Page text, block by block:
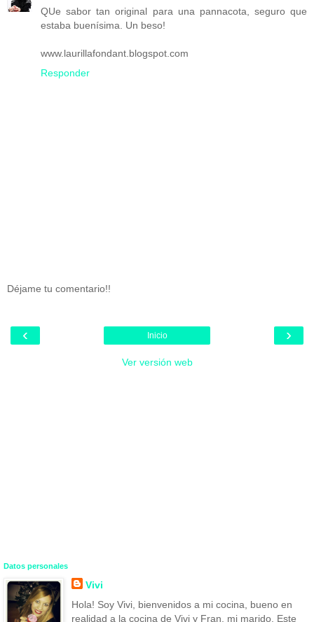
QUe sabor tan original para una pannacota, seguro que
estaba buenísima. Un beso!
www.laurillafondant.blogspot.com
Responder
Déjame tu comentario!!
‹ ›
Inicio
Ver versión web
Datos personales
Vivi
Hola! Soy Vivi, bienvenidos a mi cocina, bueno en
realidad a la cocina de Vivi y Fran, mi marido. Este